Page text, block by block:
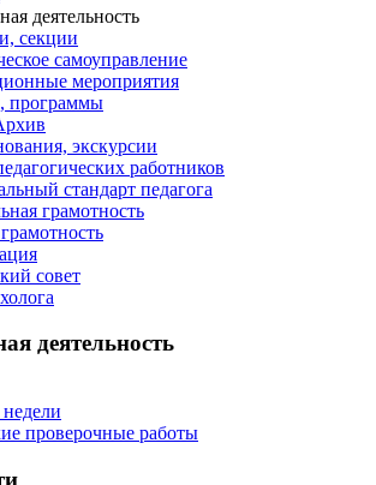
деятельность
секции
самоуправление
мероприятия
программы
экскурсии
работников
стандарт педагога
грамотность
совет
деятельность
проверочные работы